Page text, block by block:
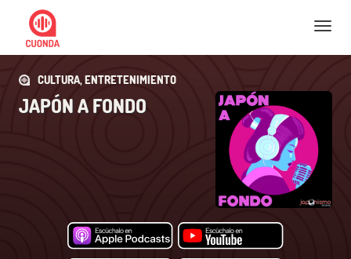
Nav
CULTURA, ENTRETENIMIENTO
JAPÓN A FONDO